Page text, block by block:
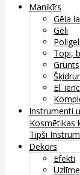
Manikīrs
Gēla
Gēli
Poligeli
Topi,
El.
Instrumenti
Kosmētikas
Tipši
Dekors
Efekti